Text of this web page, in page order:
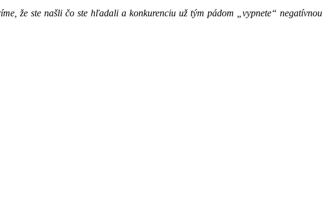
že ste našli čo ste hľadali a konkurenciu už tým pádom „vypnete“ negatívnou